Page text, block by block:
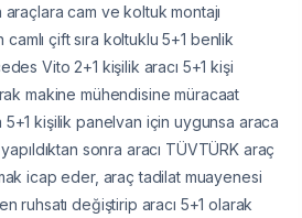
cam ve koltuk montajı
camlı çift sıra koltuklu 5+1 benlik
Vito 2+1 kişilik aracı 5+1 kişi
makine mühendisine müracaat
kişilik panelvan için uygunsa araca
sonra aracı TÜVTÜRK araç
icap eder, araç tadilat muayenesi
ruhsatı değiştirip aracı 5+1 olarak